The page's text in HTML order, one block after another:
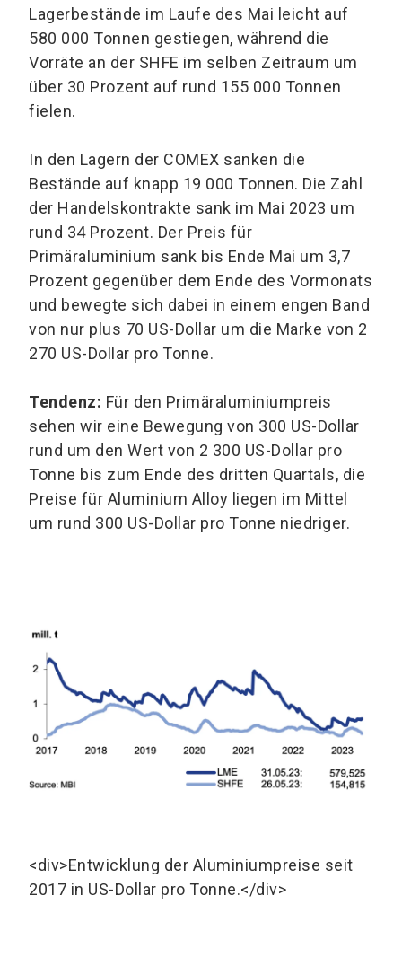
Lagerbestände im Laufe des Mai leicht auf
580 000 Tonnen gestiegen, während die
Vorräte an der SHFE im selben Zeitraum um
über 30 Prozent auf rund 155 000 Tonnen
fielen.
In den Lagern der COMEX sanken die
Bestände auf knapp 19 000 Tonnen. Die Zahl
der Handelskontrakte sank im Mai 2023 um
rund 34 Prozent. Der Preis für
Primäraluminium sank bis Ende Mai um 3,7
Prozent gegenüber dem Ende des Vormonats
und bewegte sich dabei in einem engen Band
von nur plus 70 US-Dollar um die Marke von 2
270 US-Dollar pro Tonne.
Tendenz: Für den Primäraluminiumpreis
sehen wir eine Bewegung von 300 US-Dollar
rund um den Wert von 2 300 US-Dollar pro
Tonne bis zum Ende des dritten Quartals, die
Preise für Aluminium Alloy liegen im Mittel
um rund 300 US-Dollar pro Tonne niedriger.
<div>Entwicklung der Aluminiumpreise seit
2017 in US-Dollar pro Tonne.</div>